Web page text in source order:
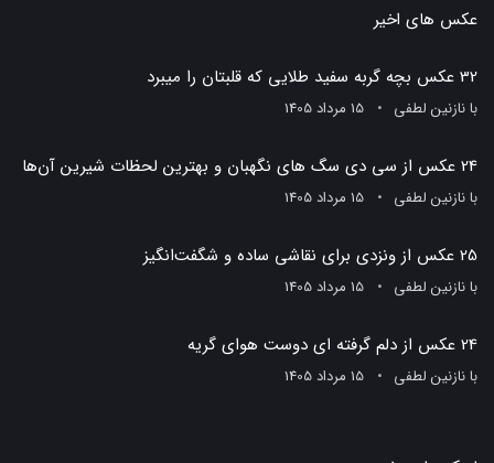
عکس های اخیر
32 عکس بچه گربه سفید طلایی که قلبتان را میبرد
بانازنین لطفی 15 مرداد 1405
24 عکس از سی دی سگ های نگهبان و بهترین لحظات شیرین آن‌ها
بانازنین لطفی 15 مرداد 1405
25 عکس از ونزدی برای نقاشی ساده و شگفت‌انگیز
بانازنین لطفی 15 مرداد 1405
24 عکس از دلم گرفته ای دوست هوای گریه
بانازنین لطفی 15 مرداد 1405